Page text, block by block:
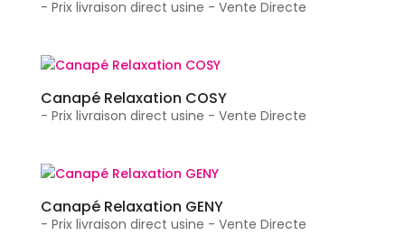
- Prix livraison direct usine - Vente Directe
Canapé Relaxation COSY
- Prix livraison direct usine - Vente Directe
Canapé Relaxation GENY
- Prix livraison direct usine - Vente Directe